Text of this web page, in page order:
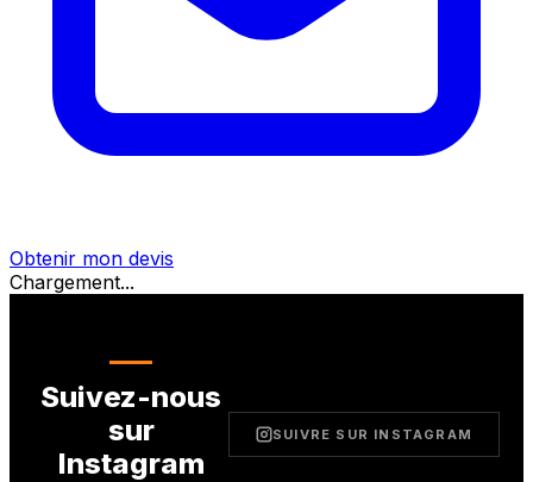
Obtenir mon devis
Chargement...
Suivez-nous
sur
Instagram
SUIVRE SUR INSTAGRAM